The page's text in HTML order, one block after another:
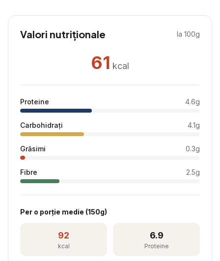
Valori nutriționale la 100g
61 kcal
Proteine 4.6g
Carbohidrați 4.1g
Grăsimi 0.3g
Fibre 2.5g
Per o porție medie (150g)
92
kcal
6.9
Proteine